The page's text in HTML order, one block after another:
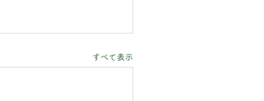
すべて表示